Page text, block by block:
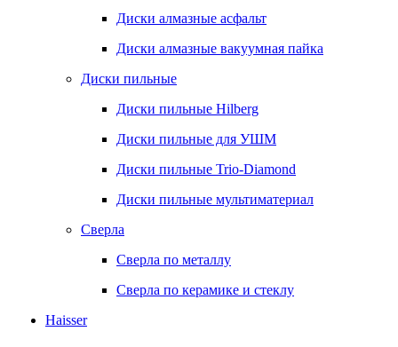
Диски алмазные асфальт
Диски алмазные вакуумная пайка
Диски пильные
Диски пильные Hilberg
Диски пильные для УШМ
Диски пильные Trio-Diamond
Диски пильные мультиматериал
Сверла
Сверла по металлу
Сверла по керамике и стеклу
Haisser